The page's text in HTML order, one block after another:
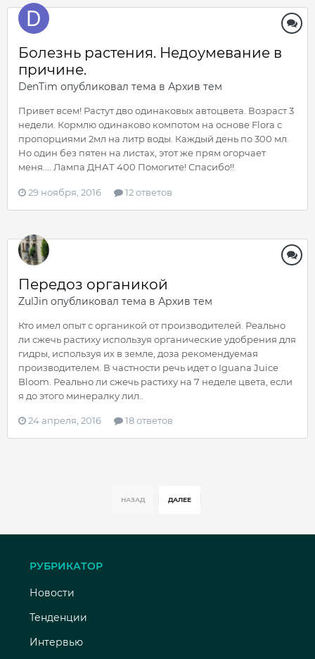
Болезнь растения. Недоумевание в
причине.
DenTim опубликовал тема в Архив тем
Привет всем! Растут дво одинаковых автоцвета. Возраст 3
недели. Кормлю одинаково компотом на основе Flora с
пропорциями 2мл на литр воды. Каждый день по 300 мл.
Но один без пятен на листах, этот же прям огорчает
меня.... Лампа ДНАТ 400 Помогите! Спасибо!!
29 ноября, 2016 12 ответов
Передоз органикой
ZulJin опубликовал тема в Архив тем
Кто имел опыт с органикой от производителей. Реально
ли сжечь растиху используя органические удобрения для
гидры, используя их в земле, доза рекомендуемая
производителем. В частности речь идет о Iguana Juice
Bloom. Реально ли сжечь растиху на 7 неделе цвета, если
я до этого минералку лил..
24 апреля, 2016 18 ответов
НАЗАД ДАЛЕЕ
РУБРИКАТОР
Новости
Тенденции
Интервью